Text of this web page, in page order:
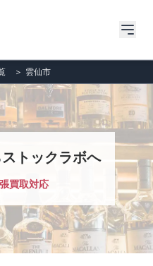
＞ 雲仙市
トックラボへ
買取対応